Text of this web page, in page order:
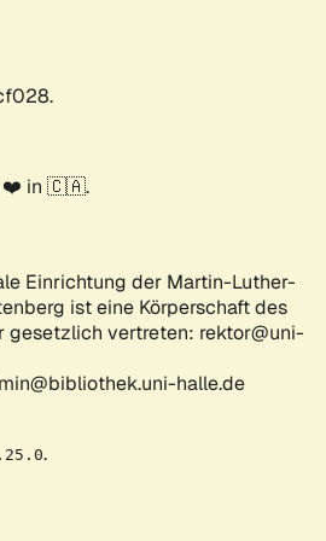
❤️ in 🇨🇦.
Einrichtung der Martin-Luther-
ist eine Körperschaft des
gesetzlich vertreten: rektor@uni-
halle.de
.